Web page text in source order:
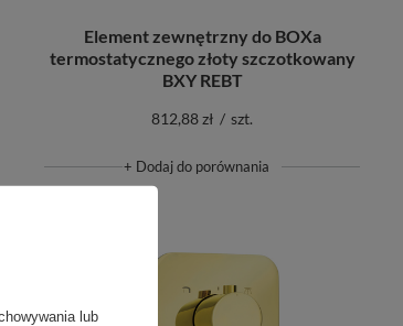
Element zewnętrzny do BOXa
termostatycznego złoty szczotkowany
BXY REBT
812,88 zł / szt.
+ Dodaj do porównania
lub